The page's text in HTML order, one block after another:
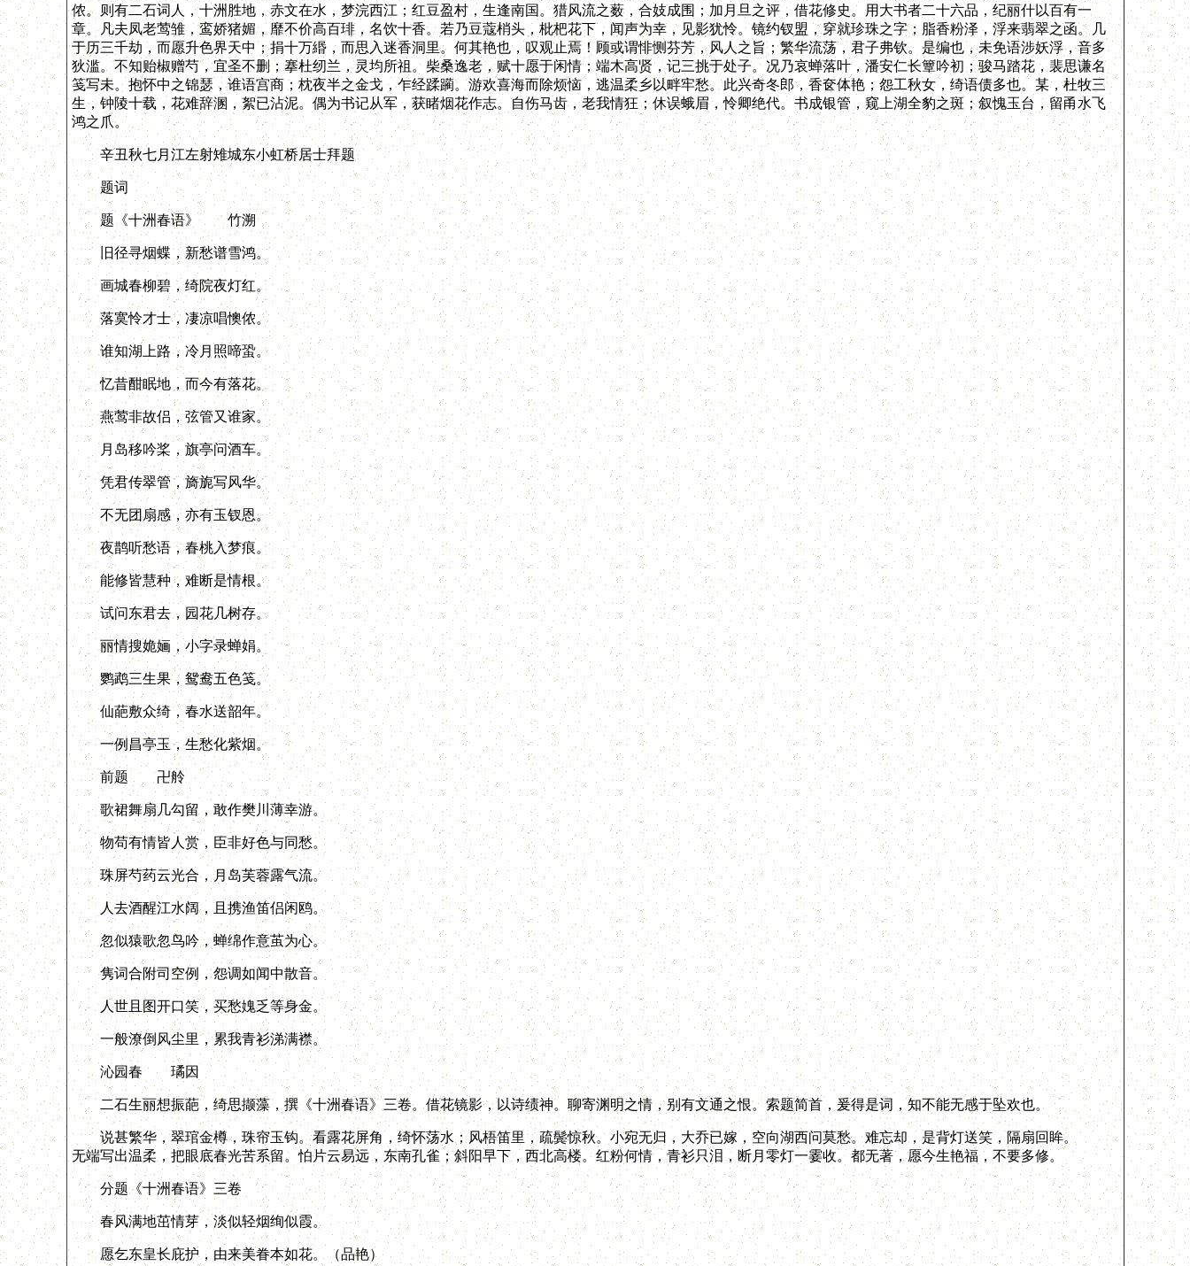
侬。则有二石词人，十洲胜地，赤文在水，梦浣西江；红豆盈村，生逢南国。猎风流之薮，合妓成围；加月旦之评，借花修史。用大书者二十六品，纪丽什以百有一
章。凡夫凤老莺雏，鸾娇猪媚，靡不价高百琲，名饮十香。若乃豆蔻梢头，枇杷花下，闻声为幸，见影犹怜。镜约钗盟，穿就珍珠之字；脂香粉泽，浮来翡翠之函。几
于历三千劫，而愿升色界天中；捐十万緡，而思入迷香洞里。何其艳也，叹观止焉！顾或谓悱恻芬芳，风人之旨；繁华流荡，君子弗钦。是编也，未免语涉妖浮，音多
狄滥。不知贻椒赠芍，宜圣不删；搴杜纫兰，灵均所祖。柴桑逸老，赋十愿于闲情；端木高贤，记三挑于处子。况乃哀蝉落叶，潘安仁长簟吟初；骏马踏花，裴思谦名
笺写未。抱怀中之锦瑟，谁语宫商；枕夜半之金戈，乍经蹂躏。游欢喜海而除烦恼，逃温柔乡以畔牢愁。此兴奇冬郎，香奁体艳；怨工秋女，绮语债多也。某，杜牧三
生，钟陵十载，花难辞溷，絮已沾泥。偶为书记从军，获睹烟花作志。自伤马齿，老我情狂；休误蛾眉，怜卿绝代。书成银管，窥上湖全豹之斑；叙愧玉台，留甬水飞
鸿之爪。
辛丑秋七月江左射雉城东小虹桥居士拜题
题词
题《十洲春语》 竹溯
旧径寻烟蝶，新愁谱雪鸿。
画城春柳碧，绮院夜灯红。
落寞怜才士，凄凉唱懊侬。
谁知湖上路，冷月照啼蛩。
忆昔酣眠地，而今有落花。
燕莺非故侣，弦管又谁家。
月岛移吟桨，旗亭问酒车。
凭君传翠管，旖旎写风华。
不无团扇感，亦有玉钗恩。
夜鹊听愁语，春桃入梦痕。
能修皆慧种，难断是情根。
试问东君去，园花几树存。
丽情搜姽婳，小字录蝉娟。
鹦鹉三生果，鸳鸯五色笺。
仙葩敷众绮，春水送韶年。
一例昌亭玉，生愁化紫烟。
前题 卍舲
歌裙舞扇几勾留，敢作樊川薄幸游。
物苟有情皆人赏，臣非好色与同愁。
珠屏芍药云光合，月岛芙蓉露气流。
人去酒醒江水阔，且携渔笛侣闲鸥。
忽似猿歌忽鸟吟，蝉绵作意茧为心。
隽词合附司空例，怨调如闻中散音。
人世且图开口笑，买愁媿乏等身金。
一般潦倒风尘里，累我青衫涕满襟。
沁园春 璚因
二石生丽想振葩，绮思撷藻，撰《十洲春语》三卷。借花镜影，以诗绩神。聊寄渊明之情，别有文通之恨。索题简首，爰得是词，知不能无感于坠欢也。
说甚繁华，翠琯金樽，珠帘玉钩。看露花屏角，绮怀荡水；风梧笛里，疏鬓惊秋。小宛无归，大乔已嫁，空向湖西问莫愁。难忘却，是背灯送笑，隔扇回眸。
无端写出温柔，把眼底春光苦系留。怕片云易远，东南孔雀；斜阳早下，西北高楼。红粉何情，青衫只泪，断月零灯一霎收。都无著，愿今生艳福，不要多修。
分题《十洲春语》三卷
春风满地茁情芽，淡似轻烟绚似霞。
愿乞东皇长庇护，由来美眷本如花。（品艳）